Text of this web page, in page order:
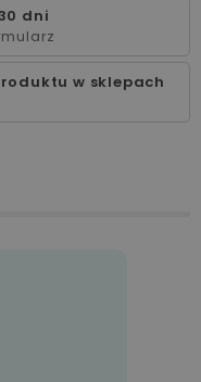
dni
w sklepach